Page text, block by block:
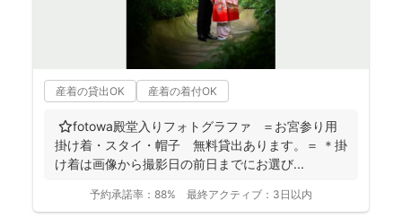
産着の貸出OK 産着の着付OK
⭐️fotowa殿堂入りフォトグラファ ＝お宮参り用
掛け着・スタイ・帽子 無料貸出あります。＝ ＊掛
け着は画像から撮影日の前日までにお選び...
予約承諾率： 88% 最終アクティブ： 3日以内